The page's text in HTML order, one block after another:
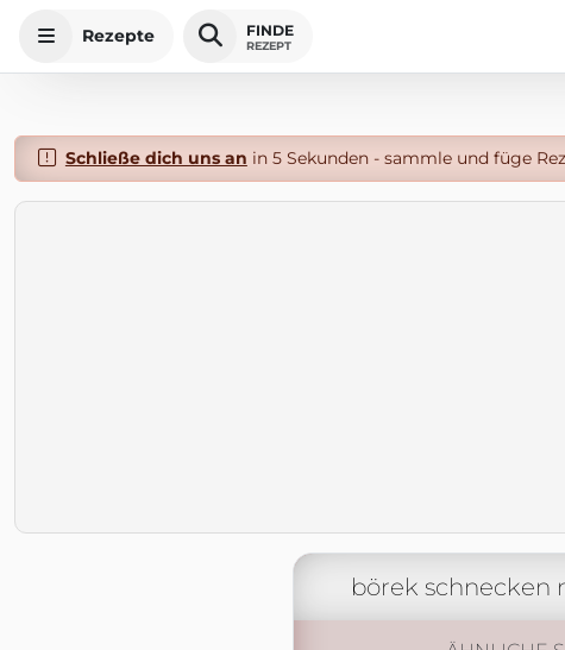
Rezepte FINDE
REZEPT
Schließe dich uns an in 5 Sekunden - sammle und füge
börek schnecken